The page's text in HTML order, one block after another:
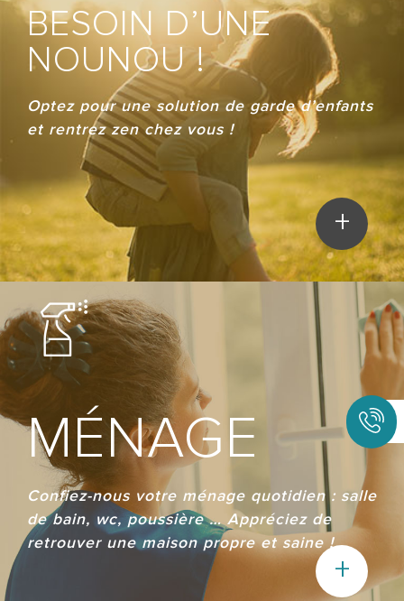
BESOIN D’UNE
NOUNOU !
Optez pour une solution de garde d’enfants
et rentrez zen chez vous !
+
MÉNAGE
Confiez-nous votre ménage quotidien : salle
de bain, wc, poussière … Appréciez de
retrouver une maison propre et saine !
+